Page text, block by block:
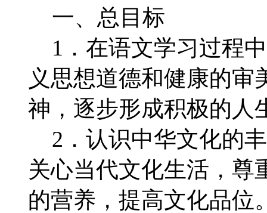
一、总目标
1．在语文学习过程
义思想道德和健康的审
神，逐步形成积极的人
2．认识中华文化的
关心当代文化生活，尊
的营养，提高文化品位